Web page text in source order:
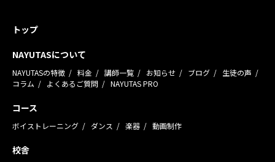
トップ
NAYUTASについて
NAYUTASの特徴 料金 講師一覧 お知らせ ブログ
生徒の声
コラム
よくあるご質問 NAYUTAS PRO
コース
ボイストレーニング ダンス 楽器 動画制作
校舎